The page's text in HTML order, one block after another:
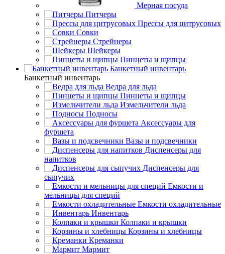
Мерная посуда
Питчеры
Прессы для цитрусовых
Совки
Стрейнеры
Шейкеры
Пинцеты и щипцы
Банкетный инвентарь
Банкетный инвентарь
Ведра для льда
Пинцеты и щипцы
Измельчители льда
Подносы
Аксессуары для
фуршета
Вазы и подсвечники
Диспенсеры для
напитков
Диспенсеры для
сыпучих
Емкости и
мельницы для специй
Емкости охладительные
Инвентарь
Колпаки и крышки
Корзины и хлебницы
Креманки
Мармит